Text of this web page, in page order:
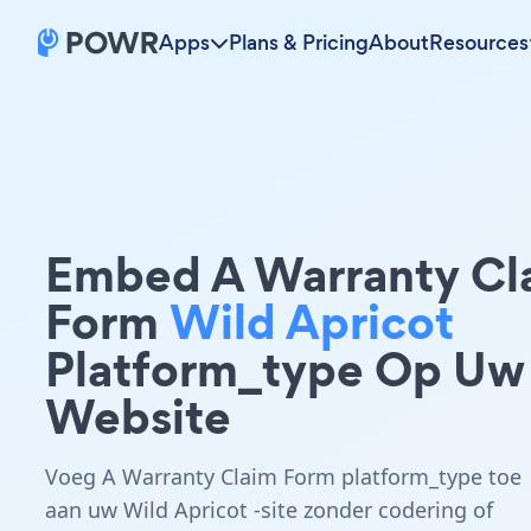
Apps Plans & PricingAboutResources
Embed A Warranty
FormWild Apricot
Platform_type Op Uw
Website
Voeg A Warranty Claim Form platform_type toe
aan uw Wild Apricot -site zonder codering of